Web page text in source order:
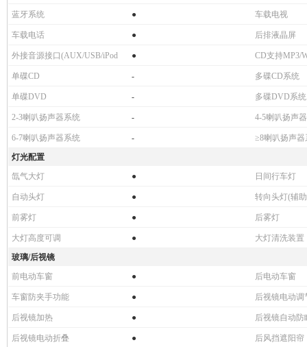
蓝牙系统 ● 车载电视
车载电话 ● 后排液晶屏
外接音源接口(AUX/USB/iPod
等)
● CD支持MP3/
单碟CD - 多碟CD系统
单碟DVD - 多碟DVD系统
2-3喇叭扬声器系统 - 4-5喇叭扬声
6-7喇叭扬声器系统 -
≥8喇叭扬声器
灯光配置
氙气大灯
● 日间行车灯
自动头灯 ● 转向头灯(辅
前雾灯 ● 后雾灯
大灯高度可调 ●
大灯清洗装置
玻璃/后视镜
前电动车窗
● 后电动车窗
车窗防夹手功能 ● 后视镜电动调
后视镜加热 ● 后视镜自动防
后视镜电动折叠 ● 后风挡遮阳帘